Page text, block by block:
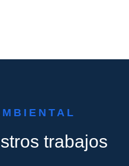
trabajos